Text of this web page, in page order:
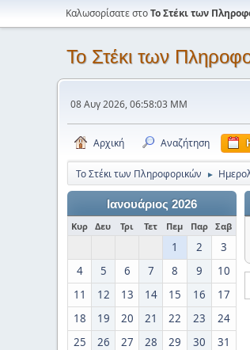
Καλωσορίσατε στοΤο Στέκι των
Το Στέκι των
08 Αυγ 2026, 06:58:03 ΜΜ
Αρχική Αναζήτηση
Το Στέκι των Πληροφορικών ►
Ιανουάριος 2026
Κυρ Δευ Τρι Τετ Πεμ Παρ Σαβ
1 2
3
4
5 6 7 8 9
10
11
12 13 14 15 16
17
18
19 20 21 22 23
24
25
26 27 28 29 30 31